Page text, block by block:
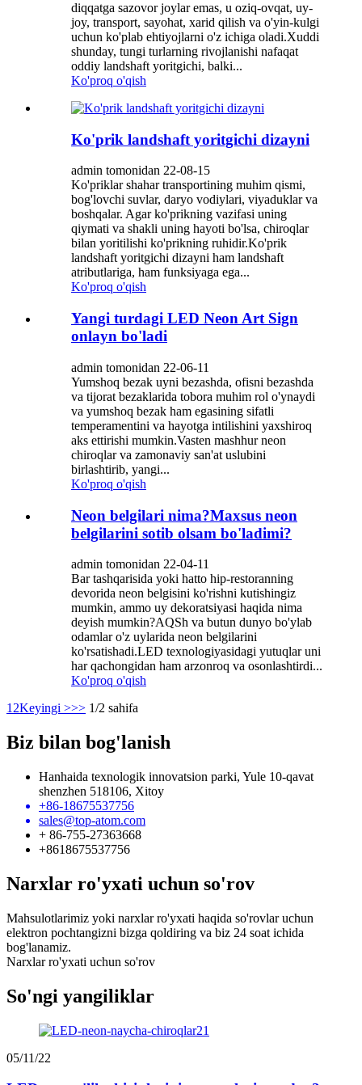
diqqatga sazovor joylar emas, u oziq-ovqat, uy-
joy, transport, sayohat, xarid qilish va o'yin-kulgi
uchun ko'plab ehtiyojlarni o'z ichiga oladi.Xuddi
shunday, tungi turlarning rivojlanishi nafaqat
oddiy landshaft yoritgichi, balki...
Ko'proq o'qish
Ko'prik landshaft yoritgichi dizayni
admin tomonidan 22-08-15
Ko'priklar shahar transportining muhim qismi,
bog'lovchi suvlar, daryo vodiylari, viyaduklar va
boshqalar. Agar ko'prikning vazifasi uning
qiymati va shakli uning hayoti bo'lsa, chiroqlar
bilan yoritilishi ko'prikning ruhidir.Ko'prik
landshaft yoritgichi dizayni ham landshaft
atributlariga, ham funksiyaga ega...
Ko'proq o'qish
Yangi turdagi LED Neon Art Sign
onlayn bo'ladi
admin tomonidan 22-06-11
Yumshoq bezak uyni bezashda, ofisni bezashda
va tijorat bezaklarida tobora muhim rol o'ynaydi
va yumshoq bezak ham egasining sifatli
temperamentini va hayotga intilishini yaxshiroq
aks ettirishi mumkin.Vasten mashhur neon
chiroqlar va zamonaviy san'at uslubini
birlashtirib, yangi...
Ko'proq o'qish
Neon belgilari nima?Maxsus neon
belgilarini sotib olsam bo'ladimi?
admin tomonidan 22-04-11
Bar tashqarisida yoki hatto hip-restoranning
devorida neon belgisini ko'rishni kutishingiz
mumkin, ammo uy dekoratsiyasi haqida nima
deyish mumkin?AQSh va butun dunyo bo'ylab
odamlar o'z uylarida neon belgilarini
ko'rsatishadi.LED texnologiyasidagi yutuqlar uni
har qachongidan ham arzonroq va osonlashtirdi...
Ko'proq o'qish
1 2Keyingi >>> 1/2 sahifa
Biz bilan bog'lanish
Hanhaida texnologik innovatsion parki, Yule 10-qavat
shenzhen 518106, Xitoy
+86-18675537756
sales@top-atom.com
+ 86-755-27363668
+8618675537756
Narxlar ro'yxati uchun so'rov
Mahsulotlarimiz yoki narxlar ro'yxati haqida so'rovlar uchun
elektron pochtangizni bizga qoldiring va biz 24 soat ichida
bog'lanamiz.
Narxlar ro'yxati uchun so'rov
So'ngi yangiliklar
05/11/22